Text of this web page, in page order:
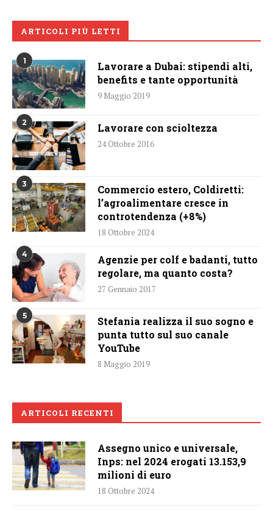
ARTICOLI PIÙ LETTI
1
Lavorare a Dubai: stipendi alti,
benefits e tante opportunità
9 Maggio 2019
2 Lavorare con scioltezza
24 Ottobre 2016
3
Commercio estero, Coldiretti:
l’agroalimentare cresce in
controtendenza (+8%)
18 Ottobre 2024
4
Agenzie per colf e badanti, tutto
regolare, ma quanto costa?
27 Gennaio 2017
5
Stefania realizza il suo sogno e
punta tutto sul suo canale
YouTube
8 Maggio 2019
ARTICOLI RECENTI
Assegno unico e universale,
Inps: nel 2024 erogati 13.153,9
milioni di euro
18 Ottobre 2024